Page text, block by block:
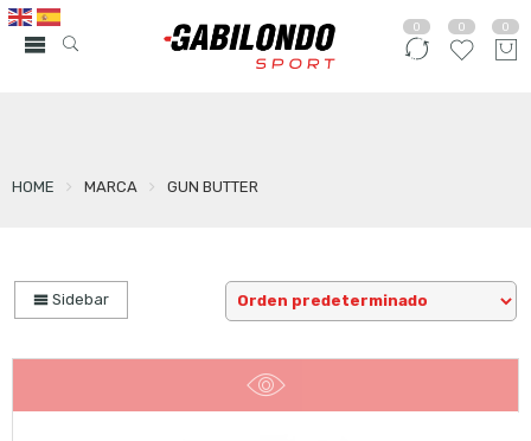
0 0 0
HOME MARCA GUN BUTTER
Sidebar